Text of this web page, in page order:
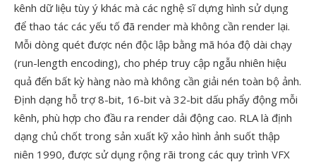
kênh dữ liệu tùy ý khác mà các nghệ sĩ dựng hình sử dụng
để thao tác các yếu tố đã render mà không cần render lại.
Mỗi dòng quét được nén độc lập bằng mã hóa độ dài chạy
(run-length encoding), cho phép truy cập ngẫu nhiên hiệu
quả đến bất kỳ hàng nào mà không cần giải nén toàn bộ ảnh.
Định dạng hỗ trợ 8-bit, 16-bit và 32-bit dấu phẩy động mỗi
kênh, phù hợp cho đầu ra render dải động cao. RLA là định
dạng chủ chốt trong sản xuất kỹ xảo hình ảnh suốt thập
niên 1990, được sử dụng rộng rãi trong các quy trình VFX